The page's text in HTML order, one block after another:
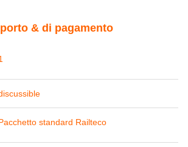
& di pagamento
standard Railteco